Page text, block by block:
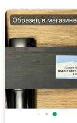
Образец в магазине